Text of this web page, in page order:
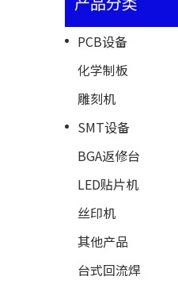
PCB设备
化学制板
雕刻机
SMT设备
BGA返修台
LED贴片机
丝印机
其他产品
台式回流焊